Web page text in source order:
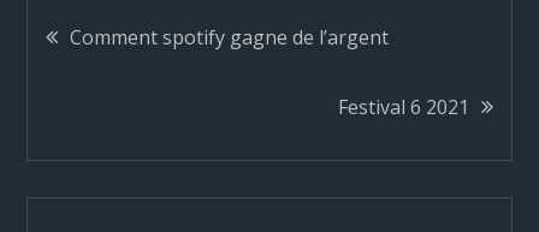
N
v
Comment spotify gagne de l’argent
Festival 6 2021